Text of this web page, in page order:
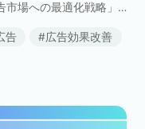
場への最適化戦略」
告
広告効果改善